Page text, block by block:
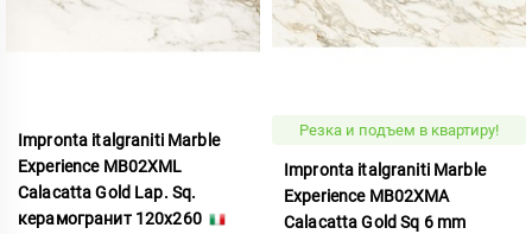
Impronta italgraniti Marble
Experience MB02XML
Calacatta Gold Lap. Sq.
керамогранит 120x260
Резка и подъем в квартиру!
Impronta italgraniti Marble
Experience MB02XMA
Calacatta Gold Sq 6 mm